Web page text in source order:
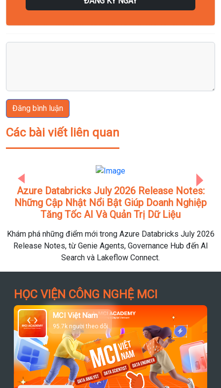
Đăng bình luận
Các bài viết liên quan
Azure Databricks July 2026 Release Notes:
Những Cập Nhật Nổi Bật Giúp Doanh Nghiệp
Tăng Tốc AI Và Quản Trị Dữ Liệu
Khám phá những điểm mới trong Azure Databricks July 2026
Release Notes, từ Genie Agents, Governance Hub đến AI
Search và Lakeflow Connect.
Previous
HỌC VIỆN CÔNG NGHỆ MCI
MCI Việt Nam
95.7k người theo dõi